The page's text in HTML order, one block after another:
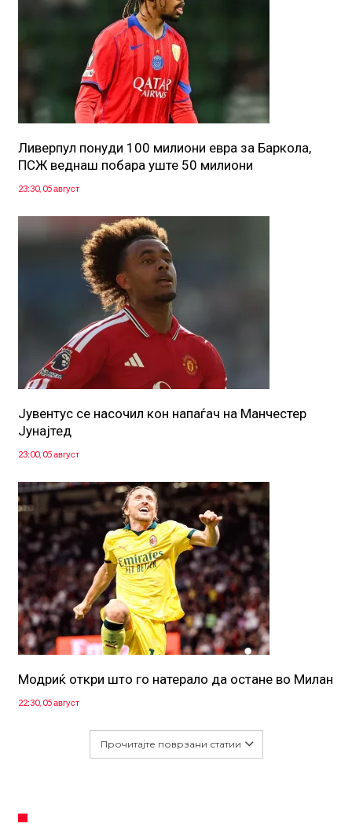
Ливерпул понуди 100 милиони евра за Баркола,
ПСЖ веднаш побара уште 50 милиони
23:30, 05 август
Јувентус се насочил кон напаѓач на Манчестер
Јунајтед
23:00, 05 август
Модриќ откри што го натерало да остане во Милан
22:30, 05 август
Прочитајте поврзани статии